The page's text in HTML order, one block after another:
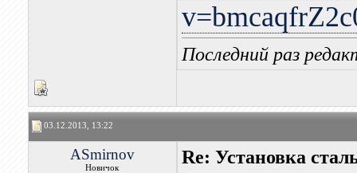
Последний раз
03.12.2013, 13:22
ASmirnov
Новичок
Re: Установка